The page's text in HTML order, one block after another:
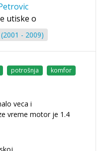
utiske o
- 2009)
potrošnja
komfor
veca i
vreme motor je 1.4